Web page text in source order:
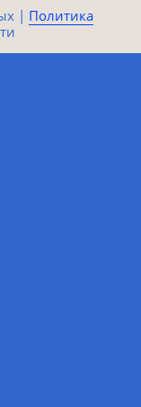
| Политика​​